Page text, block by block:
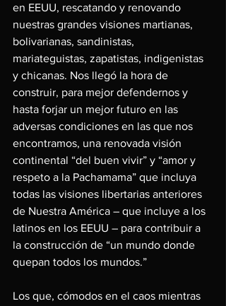
en EEUU, rescatando y renovando
nuestras grandes visiones martianas,
bolivarianas, sandinistas,
mariateguistas, zapatistas, indigenistas
y chicanas. Nos llegó la hora de
construir, para mejor defendernos y
hasta forjar un mejor futuro en las
adversas condiciones en las que nos
encontramos, una renovada visión
continental “del buen vivir” y “amor y
respeto a la Pachamama” que incluya
todas las visiones libertarias anteriores
de Nuestra América – que incluye a los
latinos en los EEUU – para contribuir a
la construcción de “un mundo donde
quepan todos los mundos.”
Los que, cómodos en el caos mientras